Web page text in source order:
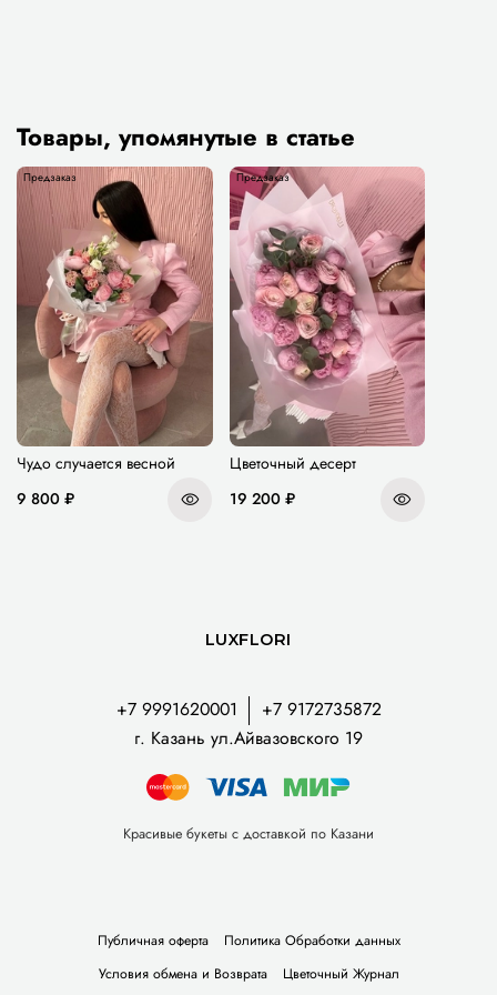
Товары, упомянутые в статье
Предзаказ
Чудо случается весной
9 800 ₽
Предзаказ
Цветочный десерт
19 200 ₽
+7 9991620001
+7 9172735872
г. Казань ул.Айвазовского 19
LUXFLORI
Красивые букеты с доставкой по Казани
Публичная оферта
Политика Обработки данных
Условия обмена и Возврата
Цветочный Журнал